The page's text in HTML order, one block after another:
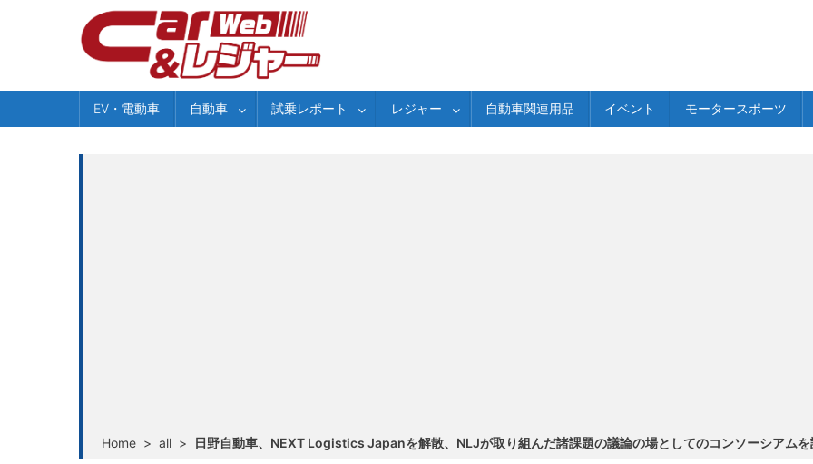
EV・電動車 自動車 試乗レポート レジャー 自動車関連用品 イベント モータースポーツ
Home > all > 日野自動車、NEXT Logistics Japanを解散、NLJが取り組んだ諸課題の議論の場としてのコンソーシアムを